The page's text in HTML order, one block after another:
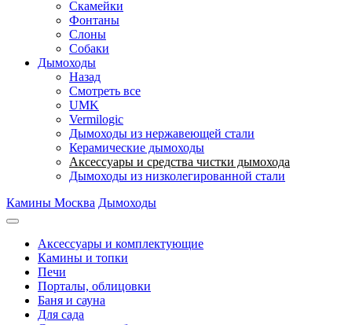
Скамейки
Фонтаны
Слоны
Собаки
Дымоходы
Назад
Смотреть все
UMK
Vermilogic
Дымоходы из нержавеющей стали
Керамические дымоходы
Аксессуары и средства чистки дымохода
Дымоходы из низколегированной стали
Камины Москва Дымоходы
Аксессуары и комплектующие
Камины и топки
Печи
Порталы, облицовки
Баня и сауна
Для сада